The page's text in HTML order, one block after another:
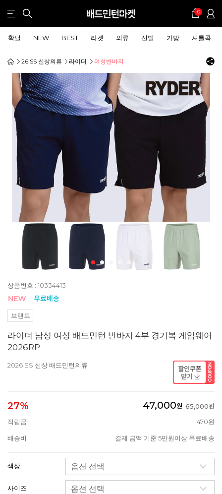
0
확딜 NEW BEST 라켓 의류 신발 가방 셔틀콕
26 SS 신상의류 라이더 여성반바지
상품번호 : 10334413
브랜드
라이더 남성 여성 배드민턴 반바지 4부 경기복 게임웨어
2026RP
2026 SS 신상 배드민턴의류
27% 47,000원 65,000원
적립금
470원
배송비 결제 금액 기준 5만원이상 무료배송
색상
사이즈